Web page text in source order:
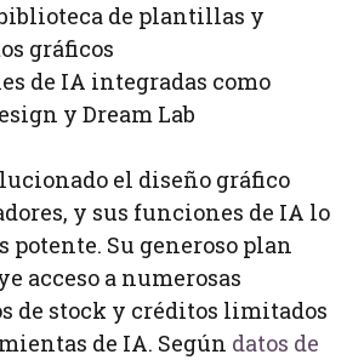
de plantillas y
gráficos
de IA integradas como
y Dream Lab
el diseño gráfico
y sus funciones de IA lo
potente. Su generoso plan
acceso a numerosas
de stock y créditos limitados
de IA. Según datos de